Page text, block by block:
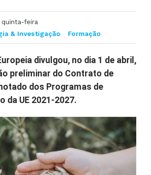
feira
& Investigação
Formação
divulgou, no dia 1 de abril,
preliminar do Contrato de
dos Programas de
da UE 2021-2027.